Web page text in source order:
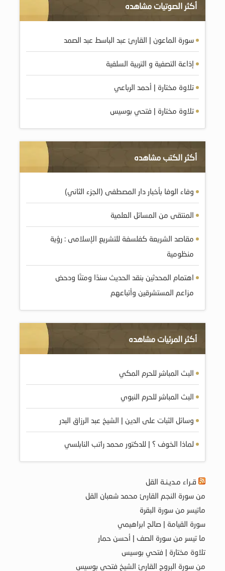
أكثر الصوتيات مشاهده
سورة الماعون | القارئ عبد الباسط عبد الصمد
إذاعة التصفية و التربية السلفية
تلاوة مختارة | أحمد الرباعي
تلاوة مختارة | فتحي بوسيس
أكثر الكتب مشاهده
وفاء الوفا بأخبار دار المصطفى (الجزء الثاني)
المنتقى من المسائل العلمية
مقاصد الشريعة كفلسفة للتشريع الإسلامى : رؤية
منظومية
اهتمام المحدثين بنقد الحديث سندًا ومتنًا ودحض
مزاعم المستشرقين وأتباعهم
أكثر المرئيات مشاهده
البث المباشر للحرم المكي
البث المباشر للحرم النبوي
وسائل الثبات على الدين | الشيخ عبد الرزاق البدر
لماذا الخوف ؟ | للدكتور محمد راتب النابلسي
قـراء مـديـنـة القل
من سورة النجم القارئ محمد شعبان القل
ماتيسر من سورة البقرة
سورة القيامة | صالح ابراهيمي
ما تيسر من سورة الصف | أحسن حمار
تلاوة مختارة | فتحي بوسيس
من سورة البروج القارئ الشيخ فتحي بوسيس